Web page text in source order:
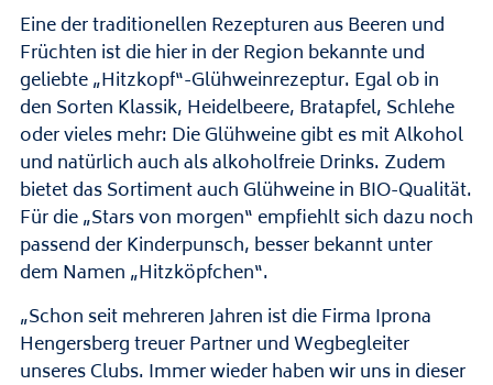
Eine der traditionellen Rezepturen aus Beeren und
Früchten ist die hier in der Region bekannte und
geliebte „Hitzkopf“-Glühweinrezeptur. Egal ob in
den Sorten Klassik, Heidelbeere, Bratapfel, Schlehe
oder vieles mehr: Die Glühweine gibt es mit Alkohol
und natürlich auch als alkoholfreie Drinks. Zudem
bietet das Sortiment auch Glühweine in BIO-Qualität.
Für die „Stars von morgen“ empfiehlt sich dazu noch
passend der Kinderpunsch, besser bekannt unter
dem Namen „Hitzköpfchen“.
„Schon seit mehreren Jahren ist die Firma Iprona
Hengersberg treuer Partner und Wegbegleiter
unseres Clubs. Immer wieder haben wir uns in dieser